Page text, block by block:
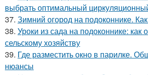
выбрать оптимальный
37. Зимний огород на подоконнике.
38. Уроки из сада на подоконнике: как
сельскому хозяйству
39. Где разместить окно в парилке.
нюансы